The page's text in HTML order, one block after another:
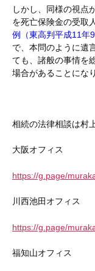
しかし、同様の視点
を死亡保険金の受取
例（東高判平成11年
で、本問のように遺
ても、諸般の事情を
場合があることにな
相続の法律相談は村
大阪オフィス
https://g.page/
川西池田オフィス
https://g.page/
福知山オフィス